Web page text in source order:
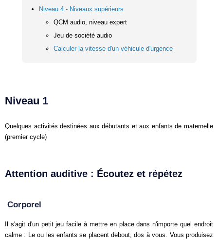
Niveau 4 - Niveaux supérieurs
QCM audio, niveau expert
Jeu de société audio
Calculer la vitesse d'un véhicule d'urgence
Niveau 1
Quelques activités destinées aux débutants et aux enfants de maternelle
(premier cycle)
Attention auditive : Écoutez et répétez
Corporel
Il s'agit d'un petit jeu facile à mettre en place dans n'importe quel endroit
calme : Le ou les enfants se placent debout, dos à vous. Vous produisez